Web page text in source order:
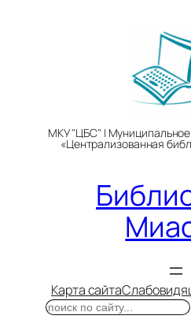
МКУ "ЦБС" |
«Централизованная
Карта сайта
Поиск